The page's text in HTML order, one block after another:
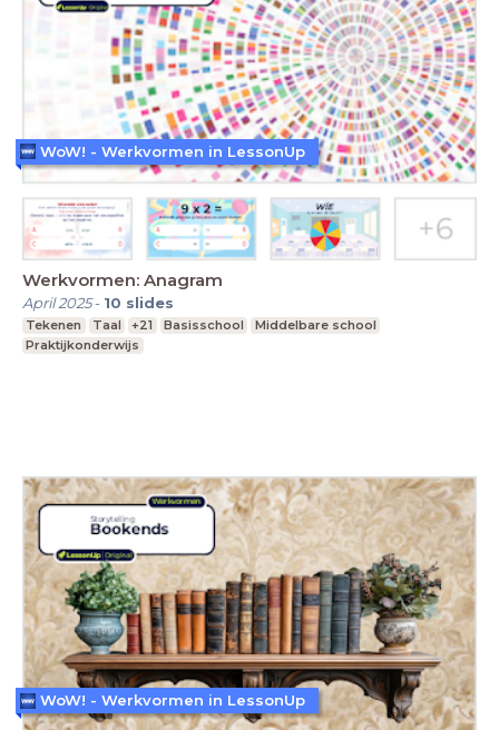
Werkvormen: Anagram
April 2025- 10 slides
Tekenen Taal +21 Basisschool
Middelbare school
Praktijkonderwijs
WoW! - Werkvormen in LessonUp
WoW! - Werkvormen in LessonUp